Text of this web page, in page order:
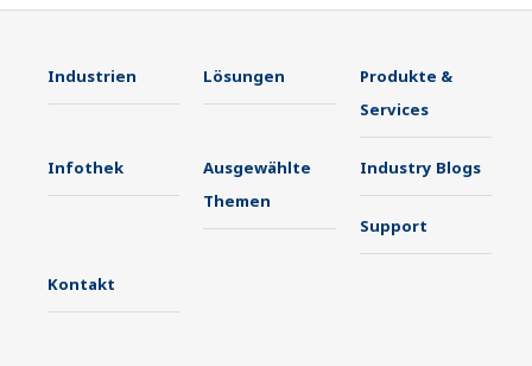
running costs. With our leading-edge
extensive expertise and experience of diverse
water projects around the world, we work with
boost your business and add value throughout
Yokogawa supports a wide range of water
control applications in both the municipal and
Industrien Lösungen
Produkte &
Services
Infothek
Ausgewählte
Themen
Industry Blogs
Support
Kontakt